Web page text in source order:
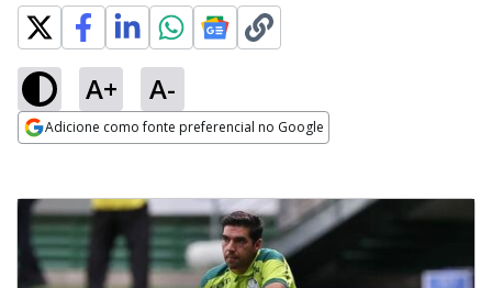
A+ A-
Adicione como fonte preferencial no Google